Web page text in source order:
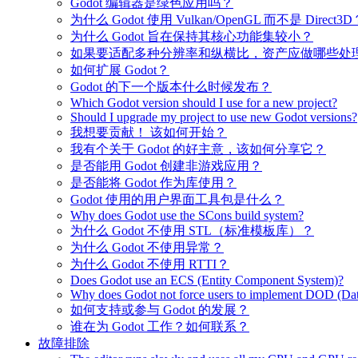
Godot 编辑器是绿色应用吗？
为什么 Godot 使用 Vulkan/OpenGL 而不是 Direct3D
为什么 Godot 旨在保持其核心功能集较小？
如果要适配多种分辨率和纵横比，资产应做哪些处
如何扩展 Godot？
Godot 的下一个版本什么时候发布？
Which Godot version should I use for a new project?
Should I upgrade my project to use new Godot versions?
我想要贡献！ 该如何开始？
我有个关于 Godot 的好主意，该如何分享它？
是否能用 Godot 创建非游戏应用？
是否能将 Godot 作为库使用？
Godot 使用的用户界面工具包是什么？
Why does Godot use the SCons build system?
为什么 Godot 不使用 STL（标准模板库）？
为什么 Godot 不使用异常？
为什么 Godot 不使用 RTTI？
Does Godot use an ECS (Entity Component System)?
Why does Godot not force users to implement DOD
如何支持或参与 Godot 的发展？
谁在为 Godot 工作？如何联系？
故障排除